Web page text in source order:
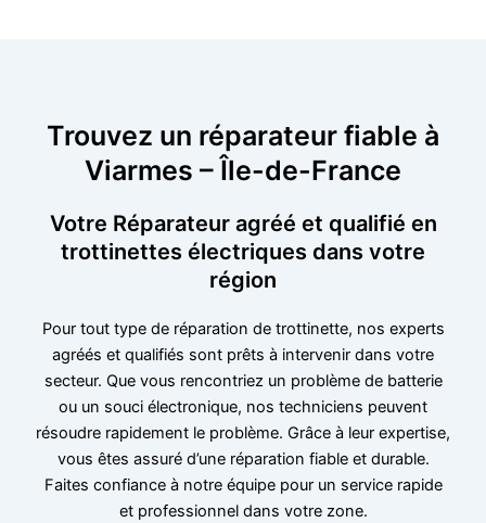
Trouvez un réparateur fiable à
Viarmes – Île-de-France
Votre Réparateur agréé et qualifié en
trottinettes électriques dans votre
région
Pour tout type de réparation de trottinette, nos experts
agréés et qualifiés sont prêts à intervenir dans votre
secteur. Que vous rencontriez un problème de batterie
ou un souci électronique, nos techniciens peuvent
résoudre rapidement le problème. Grâce à leur expertise,
vous êtes assuré d’une réparation fiable et durable.
Faites confiance à notre équipe pour un service rapide
et professionnel dans votre zone.